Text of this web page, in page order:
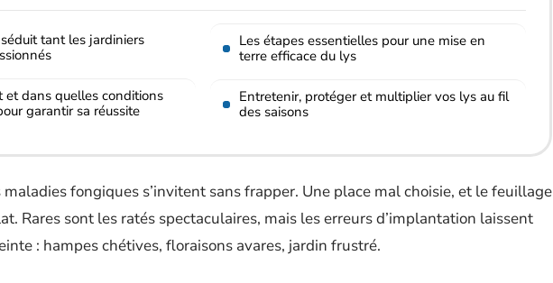
tant les jardiniers
et dans quelles conditions
garantir sa réussite
Les étapes essentielles pour une mise en
terre efficace du lys
Entretenir, protéger et multiplier vos lys au fil
des saisons
maladies fongiques s’invitent sans frapper. Une place mal choisie, et le feuillage
Rares sont les ratés spectaculaires, mais les erreurs d’implantation laissent
: hampes chétives, floraisons avares, jardin frustré.